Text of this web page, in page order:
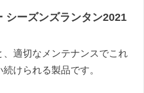
シーズンズランタン2021
適切なメンテナンスでこれ
けられる製品です。